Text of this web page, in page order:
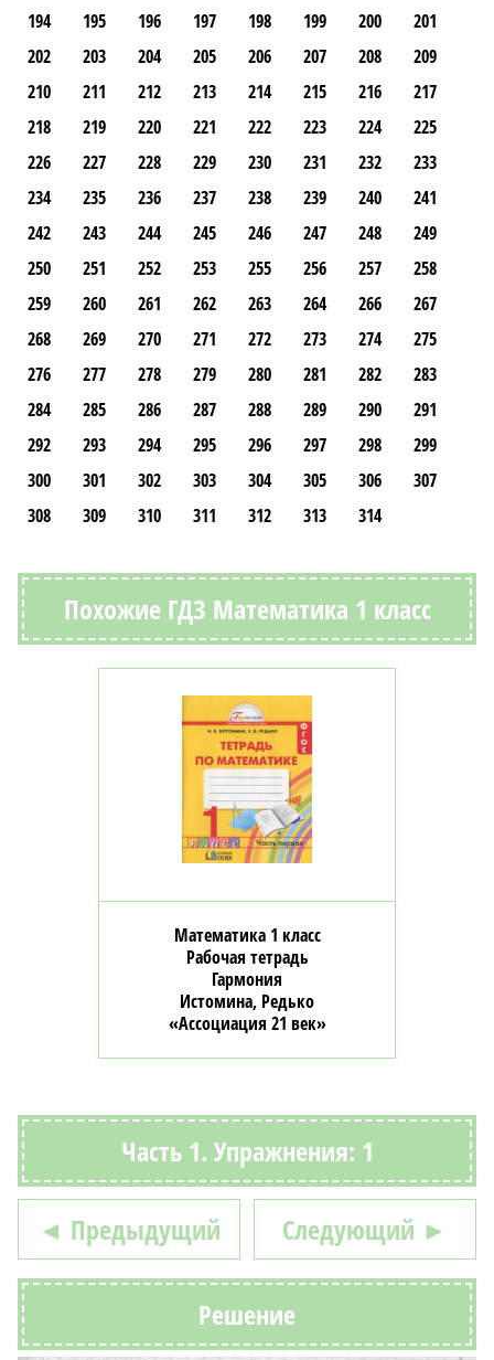
194
195 196 197 198 199 200
201
202
203 204 205 206 207 208
209
210
211 212 213 214 215 216
217
218
219 220 221 222 223 224
225
226
227 228 229 230 231 232
233
234
235 236 237 238 239 240
241
242
243 244 245 246 247 248
249
250
251 252 253 255 256 257
258
259
260 261 262 263 264 266
267
268
269 270 271 272 273 274
275
276
277 278 279 280 281 282
283
284
285 286 287 288 289 290
291
292
293 294 295 296 297 298
299
300
301 302 303 304 305 306
307
308
309 310 311 312 313 314
Похожие ГДЗ Математика 1 класс
Математика 1 класс
Рабочая тетрадь
Гармония
Истомина, Редько
«Ассоциация 21 век»
Часть 1. Упражнения: 1
◄ Предыдущий Следующий ►
Решение